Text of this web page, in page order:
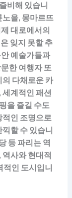
비해 있습니
노을, 몽마르뜨
대로에서의
잊지 못할 추
예술가들과
한 여행자 또
다채로운 카
계적인 패션
을 즐길 수도
적인 조명으로
할 수 있습니
등 파리는 역
사와 현대적
적인 도시입니